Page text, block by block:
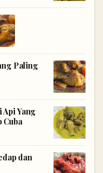
Paling
Yang
Cuba
dan